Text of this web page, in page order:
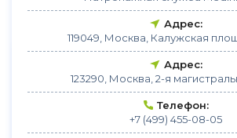
Адрес:
119049, Москва, Калужская
Адрес:
123290, Москва, 2-я
Телефон:
+7 (499) 455-08-05